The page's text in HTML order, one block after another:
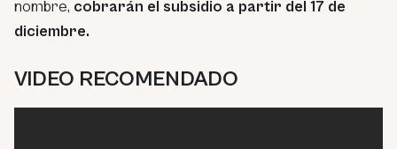
nombre, cobrarán el subsidio a partir del 17 de
diciembre.
VIDEO RECOMENDADO